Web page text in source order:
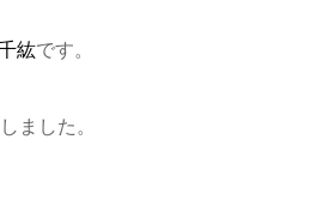
紘です。
ました。